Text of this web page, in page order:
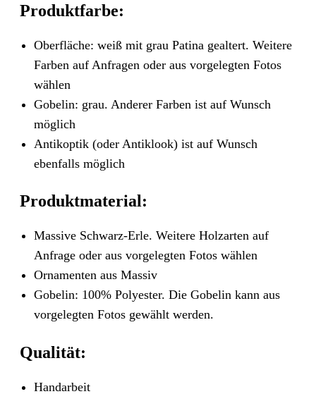
Produktfarbe:
Oberfläche: weiß mit grau Patina gealtert. Weitere
Farben auf Anfragen oder aus vorgelegten Fotos
wählen
Gobelin: grau. Anderer Farben ist auf Wunsch
möglich
Antikoptik (oder Antiklook) ist auf Wunsch
ebenfalls möglich
Produktmaterial:
Massive Schwarz-Erle. Weitere Holzarten auf
Anfrage oder aus vorgelegten Fotos wählen
Ornamenten aus Massiv
Gobelin: 100% Polyester. Die Gobelin kann aus
vorgelegten Fotos gewählt werden.
Qualität:
Handarbeit